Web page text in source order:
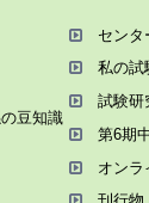
⾖知識
センタ
私の試
試験研
第6期
オンラ